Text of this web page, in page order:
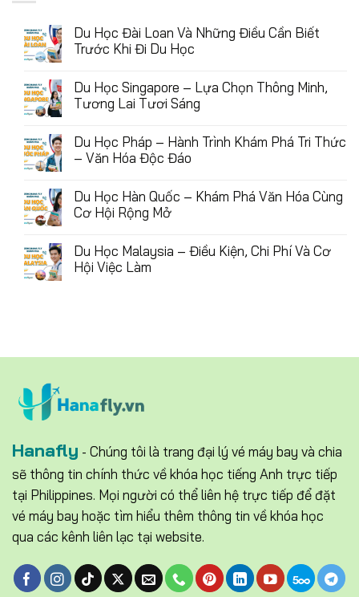
Du Học Đài Loan Và Những Điều Cần Biết
Trước Khi Đi Du Học
Du Học Singapore – Lựa Chọn Thông Minh,
Tương Lai Tươi Sáng
Du Học Pháp – Hành Trình Khám Phá Tri Thức
– Văn Hóa Độc Đáo
Du Học Hàn Quốc – Khám Phá Văn Hóa Cùng
Cơ Hội Rộng Mở
Du Học Malaysia – Điều Kiện, Chi Phí Và Cơ
Hội Việc Làm
Hanafly - Chúng tôi là trang đại lý vé máy bay và chia
sẽ thông tin chính thức về khóa học tiếng Anh trực tiếp
tại Philippines. Mọi người có thể liên hệ trực tiếp để đặt
vé máy bay hoặc tìm hiểu thêm thông tin về khóa học
qua các kênh liên lạc tại website.